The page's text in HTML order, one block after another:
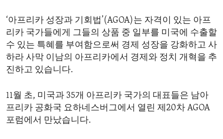
‘아프리카 성장과 기회법’(AGOA)는 자격이 있는 아프
리카 국가들에게 그들의 상품 중 일부를 미국에 수출할
수 있는 특혜를 부여함으로써 경제 성장을 강화하고 사
하라 사막 이남의 아프리카에서 경제와 정치 개혁을 추
진하고 있습니다.
11월 초, 미국과 35개 아프리카 국가의 대표들은 남아
프리카 공화국 요하네스버그에서 열린 제20차 AGOA
포럼에서 만났습니다.